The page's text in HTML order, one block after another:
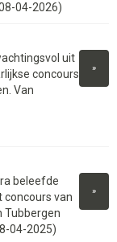
04-2026)
»
uit
concours
Van
»
beleefde
concours van
Tubbergen
04-2025)